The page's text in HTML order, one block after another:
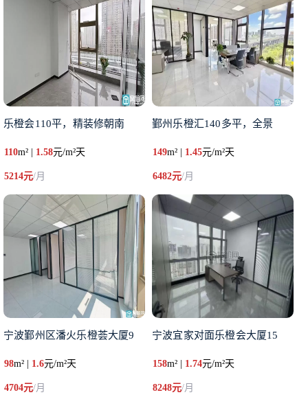
乐橙会110平，精装修朝南
110m² | 1.58元/m²天
5214元/月
鄞州乐橙汇140多平，全景
149m² | 1.45元/m²天
6482元/月
宁波鄞州区潘火乐橙荟大厦9
98m² | 1.6元/m²天
4704元/月
宁波宜家对面乐橙会大厦15
158m² | 1.74元/m²天
8248元/月